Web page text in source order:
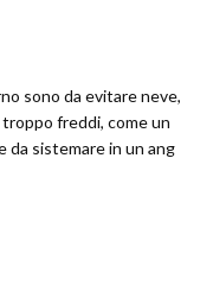
sono da evitare neve,
freddi, come un
da sistemare in un ang